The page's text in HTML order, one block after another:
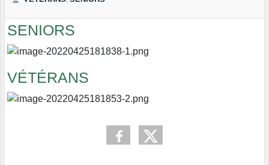
SENIORS
VÉTÉRANS